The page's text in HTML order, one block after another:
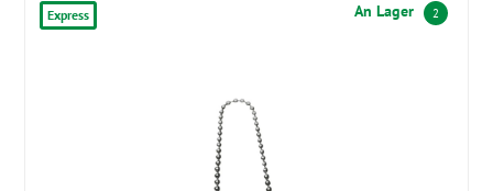
Express An Lager 2